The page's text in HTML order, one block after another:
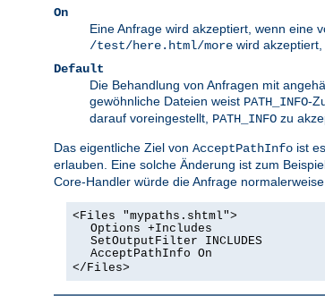
On
Eine Anfrage wird akzeptiert, wenn eine
/test/here.html/more wird akzeptiert,
Default
Die Behandlung von Anfragen mit
gewöhnliche Dateien weist PATH_INFO-
darauf voreingestellt, PATH_INFO zu
Das eigentliche Ziel von AcceptPathInfo ist
erlauben. Eine solche Änderung ist zum
Core-Handler würde die Anfrage
<Files "mypaths.shtml">
Options +Includes
SetOutputFilter INCLUDES
AcceptPathInfo On
</Files>